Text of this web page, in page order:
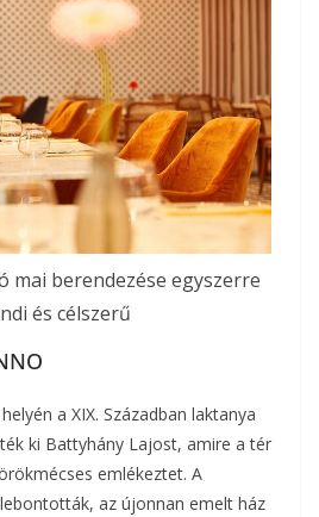
mai berendezése egyszerre
és célszerű
a XIX. Században laktanya
ki Battyhány Lajost, amire a tér
emlékeztet. A
az újonnan emelt ház